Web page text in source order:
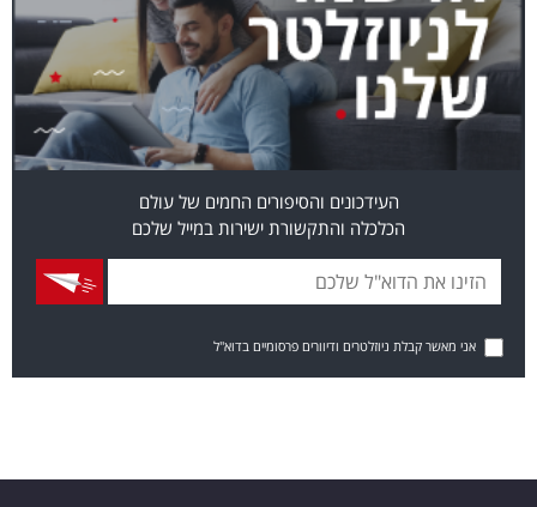
העידכונים והסיפורים החמים של עולם
הכלכלה והתקשורת ישירות במייל שלכם
אני מאשר קבלת ניוזלטרים ודיוורים פרסומיים בדוא"ל